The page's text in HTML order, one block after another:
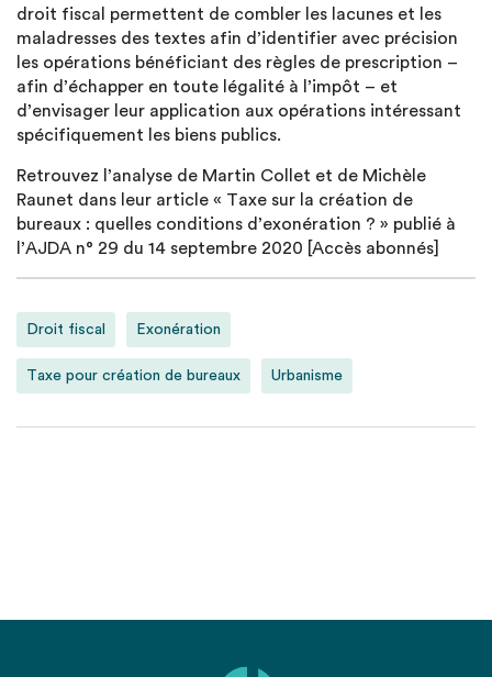
droit fiscal permettent de combler les lacunes et les
maladresses des textes afin d’identifier avec précision
les opérations bénéficiant des règles de prescription –
afin d’échapper en toute légalité à l’impôt – et
d’envisager leur application aux opérations intéressant
spécifiquement les biens publics.
Retrouvez l’analyse de Martin Collet et de Michèle
Raunet dans leur article « Taxe sur la création de
bureaux : quelles conditions d’exonération ? » publié à
l’AJDA n° 29 du 14 septembre 2020 [Accès abonnés]
Droit fiscal Exonération
Taxe pour création de bureaux Urbanisme